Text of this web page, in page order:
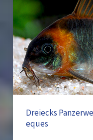
Dreiecks
eques
Osteogaster
(Corydoras)
eques